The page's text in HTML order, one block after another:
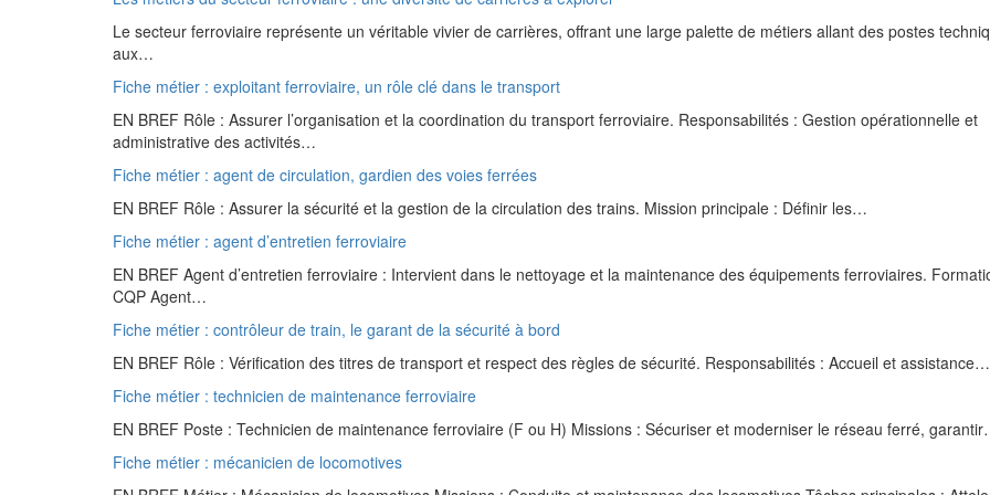
Le secteur ferroviaire représente un véritable vivier de carrières, offrant une large palette de métiers allant des postes
aux…
Fiche métier : exploitant ferroviaire, un rôle clé dans le transport
EN BREF Rôle : Assurer l’organisation et la coordination du transport ferroviaire. Responsabilités : Gestion opérationnelle et
administrative des activités…
Fiche métier : agent de circulation, gardien des voies ferrées
EN BREF Rôle : Assurer la sécurité et la gestion de la circulation des trains. Mission principale : Définir les…
Fiche métier : agent d’entretien ferroviaire
EN BREF Agent d’entretien ferroviaire : Intervient dans le nettoyage et la maintenance des équipements ferroviaires.
CQP Agent…
Fiche métier : contrôleur de train, le garant de la sécurité à bord
EN BREF Rôle : Vérification des titres de transport et respect des règles de sécurité. Responsabilités : Accueil et assistance…
Fiche métier : technicien de maintenance ferroviaire
EN BREF Poste : Technicien de maintenance ferroviaire (F ou H) Missions : Sécuriser et moderniser le réseau ferré,
Fiche métier : mécanicien de locomotives